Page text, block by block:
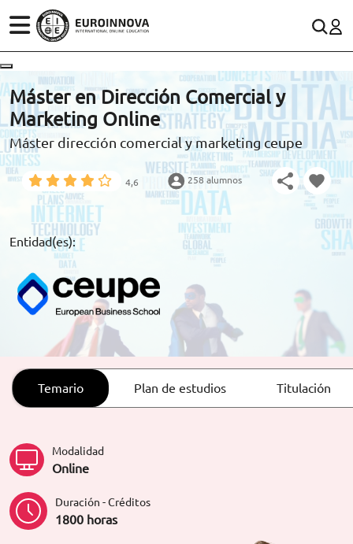
ÁREAS
ESTUDIOS
CONOCE EUROINNOVA
BECAS Y FINANCIACIÓN
RECURSOS EDUCATIVOS
ARTÍCULOS
CONTACTO
(+34)958 050 200(gratuito en España)
900 831 200
formacion@euroinnova.com
TRABAJA CON NOSOTROS
Máster en Dirección Comercial y
Marketing Online
Máster dirección comercial y marketing ceupe
4,6 258 alumnos
Entidad(es):
Temario Plan de estudios Titulación
Modalidad
Online
Duración - Créditos
1800 horas